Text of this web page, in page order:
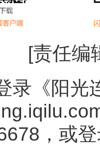
[责任编
录《阳光
，或